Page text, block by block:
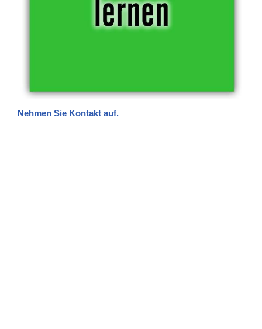
Nehmen Sie Kontakt auf.